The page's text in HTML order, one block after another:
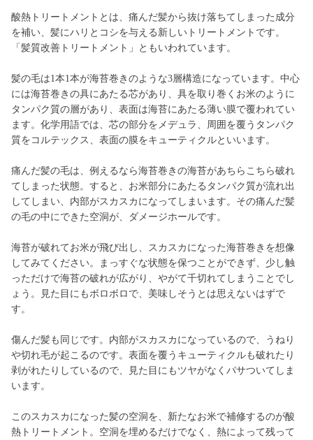
酸熱トリートメントとは、痛んだ髪から抜け落ちてしまった成分
を補い、髪にハリとコシを与える新しいトリートメントです。
「髪質改善トリートメント」ともいわれています。
髪の毛は1本1本が海苔巻きのような3層構造になっています。中心
には海苔巻きの具にあたる芯があり、具を取り巻くお米のように
タンパク質の層があり、表面は海苔にあたる薄い膜で覆われてい
ます。化学用語では、芯の部分をメデュラ、周囲を覆うタンパク
質をコルテックス、表面の膜をキューティクルといいます。
痛んだ髪の毛は、例えるなら海苔巻きの海苔があちらこちら破れ
てしまった状態。すると、お米部分にあたるタンパク質が流れ出
してしまい、内部がスカスカになってしまいます。その痛んだ髪
の毛の中にできた空洞が、ダメージホールです。
海苔が破れてお米が飛び出し、スカスカになった海苔巻きを想像
してみてください。まっすぐな状態を保つことができず、少し触
っただけで海苔の破れが広がり、やがて千切れてしまうことでし
ょう。見た目にもボロボロで、美味しそうとは思えないはずで
す。
傷んだ髪も同じです。内部がスカスカになっているので、うねり
や切れ毛が起こるのです。表面を覆うキューティクルも破れたり
剥がれたりしているので、見た目にもツヤがなくパサついてしま
います。
このスカスカになった髪の空洞を、新たなお米で補修するのが酸
熱トリートメント。空洞を埋めるだけでなく、熱によって残って